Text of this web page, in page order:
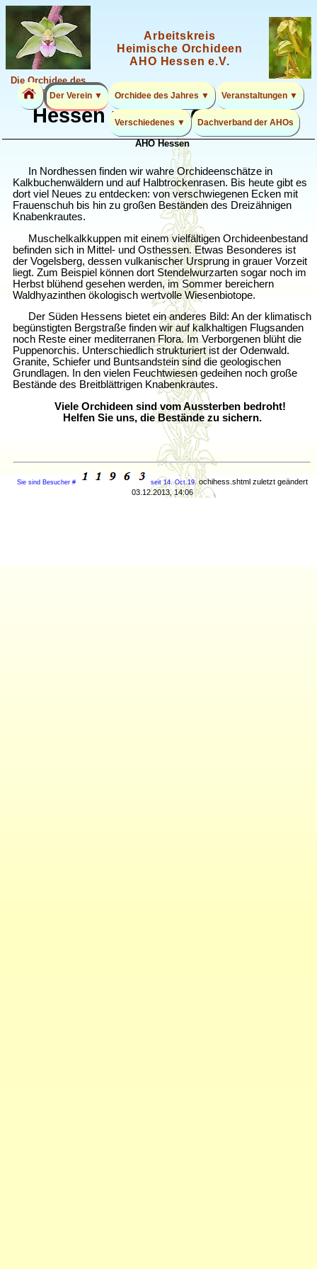
Die Orchidee des
Jahres 2026
Arbeitskreis
Heimische Orchideen
AHO Hessen e.V.
Der Verein ▼ Orchidee des Jahres ▼ Veranstaltungen ▼
Verschiedenes ▼ Dachverband der AHOs
Hessen und die Orchideen
AHO Hessen
In Nordhessen finden wir wahre Orchideenschätze in
Kalkbuchenwäldern und auf Halbtrockenrasen. Bis heute gibt es
dort viel Neues zu entdecken: von verschwiegenen Ecken mit
Frauenschuh bis hin zu großen Beständen des Dreizähnigen
Knabenkrautes.
Muschelkalkkuppen mit einem vielfältigen Orchideenbestand
befinden sich in Mittel- und Osthessen. Etwas Besonderes ist
der Vogelsberg, dessen vulkanischer Ursprung in grauer Vorzeit
liegt. Zum Beispiel können dort Stendelwurzarten sogar noch im
Herbst blühend gesehen werden, im Sommer bereichern
Waldhyazinthen ökologisch wertvolle Wiesenbiotope.
Der Süden Hessens bietet ein anderes Bild: An der klimatisch
begünstigten Bergstraße finden wir auf kalkhaltigen Flugsanden
noch Reste einer mediterranen Flora. Im Verborgenen blüht die
Puppenorchis. Unterschiedlich strukturiert ist der Odenwald.
Granite, Schiefer und Buntsandstein sind die geologischen
Grundlagen. In den vielen Feuchtwiesen gedeihen noch große
Bestände des Breitblättrigen Knabenkrautes.
Viele Orchideen sind vom Aussterben bedroht!
Helfen Sie uns, die Bestände zu sichern.
Sie sind Besucher # seit 14. Oct.19. ochihess.shtml zuletzt geändert
03.12.2013, 14:06